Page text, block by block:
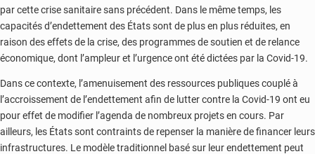
par cette crise sanitaire sans précédent. Dans le même temps, les
capacités d’endettement des États sont de plus en plus réduites, en
raison des effets de la crise, des programmes de soutien et de relance
économique, dont l’ampleur et l’urgence ont été dictées par la Covid-19.
Dans ce contexte, l’amenuisement des ressources publiques couplé à
l’accroissement de l’endettement afin de lutter contre la Covid-19 ont eu
pour effet de modifier l’agenda de nombreux projets en cours. Par
ailleurs, les États sont contraints de repenser la manière de financer leurs
infrastructures. Le modèle traditionnel basé sur leur endettement peut